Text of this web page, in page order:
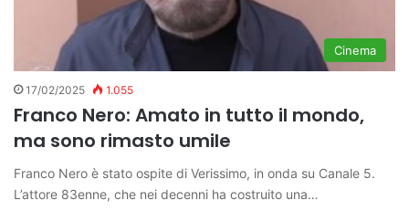
Cinema
17/02/2025 1.055
Franco Nero: Amato in tutto il mondo,
ma sono rimasto umile
Franco Nero è stato ospite di Verissimo, in onda su Canale 5.
L’attore 83enne, che nei decenni ha costruito una…